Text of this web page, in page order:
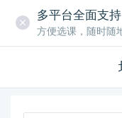
多平台全面支持
方便选课，随时随